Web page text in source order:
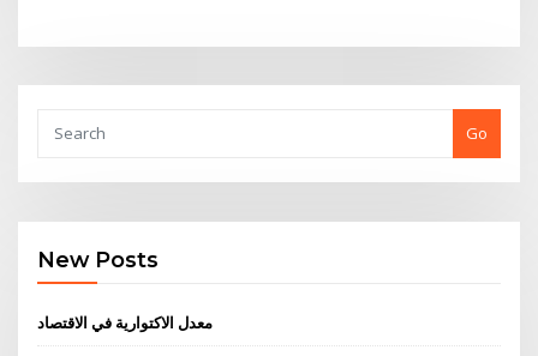
Go
New Posts
معدل الاكتوارية في الاقتصاد